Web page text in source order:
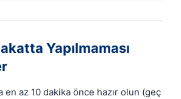
Yapılmaması
en az 10 dakika önce hazır olun (geç